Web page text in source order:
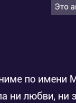
Это
по
ни любви,